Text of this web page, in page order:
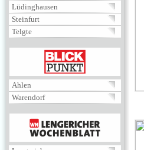
Lüdinghausen
Steinfurt
Telgte
BLICKPUNKT
Ahlen
Warendorf
MENÜ